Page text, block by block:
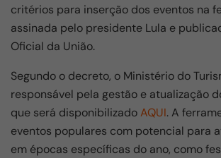
critérios para inserção dos eventos na
assinada pelo presidente Lula e
Oficial da União.
Segundo o decreto, o Ministério do
responsável pela gestão e atualização
que será disponibilizadoAQUI. A
eventos populares com potencial para
em épocas específicas do ano, como